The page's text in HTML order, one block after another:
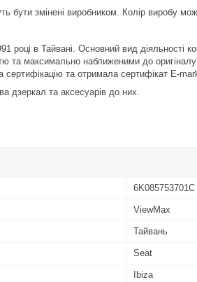
бути змінені виробником. Колір виробу
році в Тайвані. Основний вид діяльності
та максимально наближеними до
та отримала сертифікат Е-
дзеркал та аксесуарів до них.
6K085753701C
ViewMax
Тайвань
Seat
Ibiza